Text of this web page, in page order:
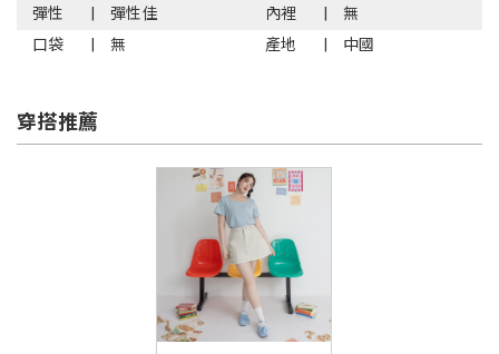
彈性
彈性佳 內裡
無
口袋
無 產地 中國
穿搭推薦